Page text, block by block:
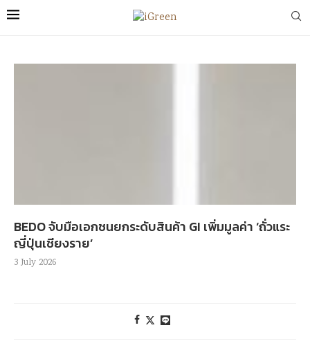
BEDO จับมือเอกชนยกระดับสินค้า GI เพิ่มมูลค่า ‘ถั่วแระ
ญี่ปุ่นเชียงราย’
3 July 2026